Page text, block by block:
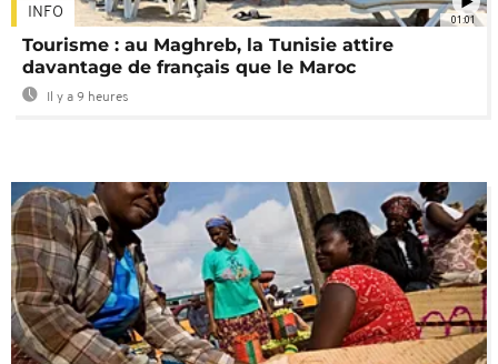
01:01
INFO
Tourisme : au Maghreb, la Tunisie attire
davantage de français que le Maroc
Il y a 9 heures